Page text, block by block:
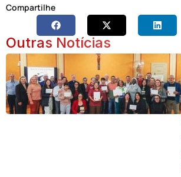
Compartilhe
Outras Notícias